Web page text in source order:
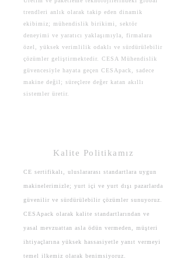
trendleri anlık olarak takip eden dinamik
ekibimiz; mühendislik birikimi, sektör
deneyimi ve yaratıcı yaklaşımıyla, firmalara
özel, yüksek verimlilik odaklı ve sürdürülebilir
çözümler geliştirmektedir. CESA Mühendislik
güvencesiyle hayata geçen CESApack, sadece
makine değil; süreçlere değer katan akıllı
sistemler üretir.
Kalite Politikamız
CE sertifikalı, uluslararası standartlara uygun
makinelerimizle; yurt içi ve yurt dışı pazarlarda
güvenilir ve sürdürülebilir çözümler sunuyoruz.
CESApack olarak kalite standartlarından ve
yasal mevzuattan asla ödün vermeden, müşteri
ihtiyaçlarına yüksek hassasiyetle yanıt vermeyi
temel ilkemiz olarak benimsiyoruz.